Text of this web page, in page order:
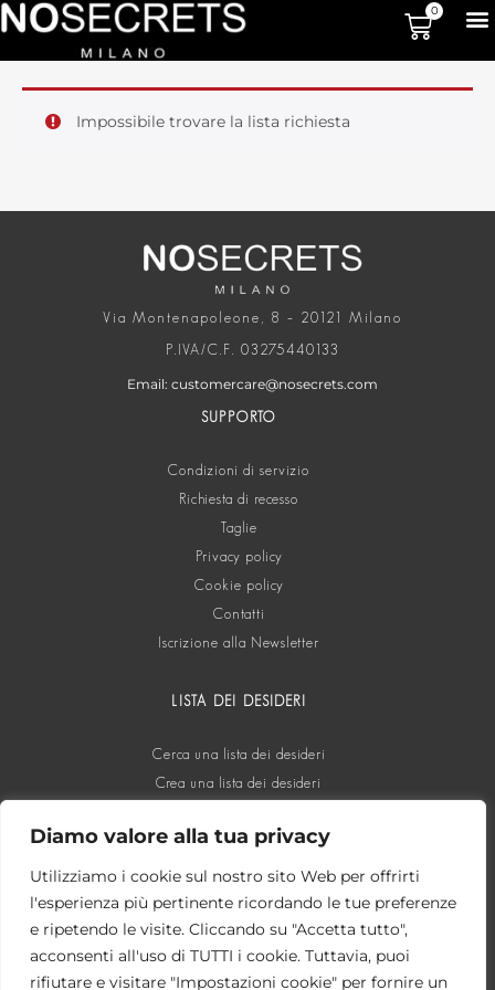
Diamo valore alla tua privacy
Utilizziamo i cookie sul nostro sito Web per offrirti
l'esperienza più pertinente ricordando le tue preferenze
e ripetendo le visite. Cliccando su "Accetta tutto",
acconsenti all'uso di TUTTI i cookie. Tuttavia, puoi
rifiutare e visitare "Impostazioni cookie" per fornire un
0
Impossibile trovare la lista richiesta
Via Montenapoleone, 8 – 20121 Milano
P.IVA/C.F. 03275440133
Email: customercare@nosecrets.com
SUPPORTO
Condizioni di servizio
Richiesta di recesso
Taglie
Privacy policy
Cookie policy
Contatti
Iscrizione alla Newsletter
LISTA DEI DESIDERI
Cerca una lista dei desideri
Crea una lista dei desideri
SOCIAL